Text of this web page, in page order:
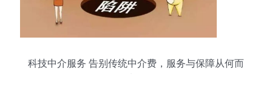
科技中介服务 告别传统中介费，服务与保障从何而